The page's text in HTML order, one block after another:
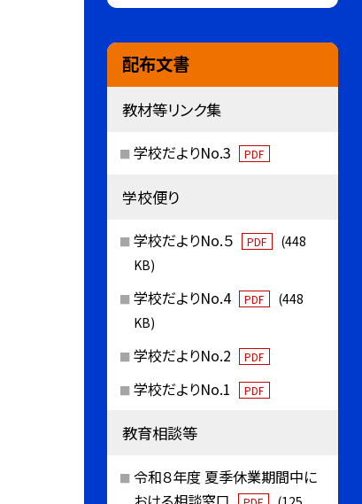
配布文書
教材等リンク集
学校だよりNo.3 PDF
学校便り
学校だよりNo.５ PDF
(448
KB)
学校だよりNo.4 PDF
(448
KB)
学校だよりNo.2 PDF
学校だよりNo.1 PDF
教育相談等
令和８年度 夏季休業期間中に